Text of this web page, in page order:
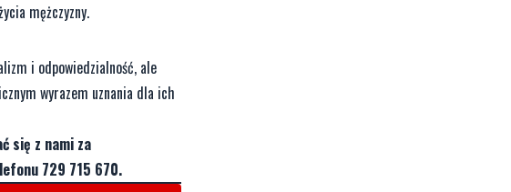
mężczyzny.
i odpowiedzialność, ale
wyrazem uznania dla ich
się z nami za
729 715 670.